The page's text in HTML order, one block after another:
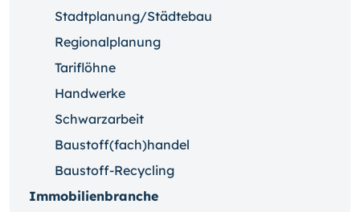
Stadtplanung/Städtebau
Regionalplanung
Tariflöhne
Handwerke
Schwarzarbeit
Baustoff(fach)handel
Baustoff-Recycling
Immobilienbranche